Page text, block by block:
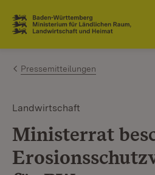
Zum Inhalt springen
Link zur Startseite
Pressemitteilungen
Landwirtschaft
Ministerrat